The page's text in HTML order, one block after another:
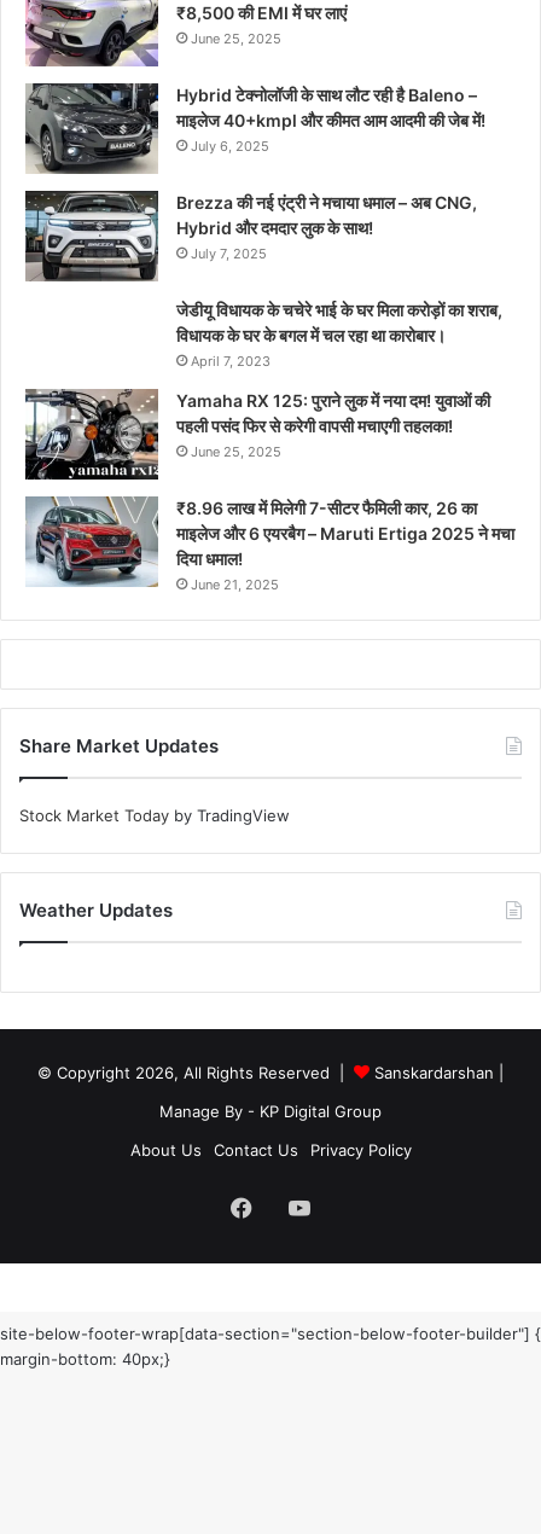
₹8,500 की EMI में घर लाएं
June 25, 2025
Hybrid टेक्नोलॉजी के साथ लौट रही है Baleno –
माइलेज 40+kmpl और कीमत आम आदमी की जेब में!
July 6, 2025
Brezza की नई एंट्री ने मचाया धमाल – अब CNG,
Hybrid और दमदार लुक के साथ!
July 7, 2025
जेडीयू विधायक के चचेरे भाई के घर मिला करोड़ों का शराब,
विधायक के घर के बगल में चल रहा था कारोबार।
April 7, 2023
Yamaha RX 125: पुराने लुक में नया दम! युवाओं की
पहली पसंद फिर से करेगी वापसी मचाएगी तहलका!
June 25, 2025
₹8.96 लाख में मिलेगी 7-सीटर फैमिली कार, 26 का
माइलेज और 6 एयरबैग – Maruti Ertiga 2025 ने मचा
दिया धमाल!
June 21, 2025
Share Market Updates
Stock Market Today by TradingView
Weather Updates
© Copyright 2026, All Rights Reserved | Sanskardarshan
Manage By - KP Digital Group
About Us
Contact Us Privacy Policy
FacebookYouTube
site-below-footer-wrap[data-section="section-below-footer-builder"] {
margin-bottom: 40px;}